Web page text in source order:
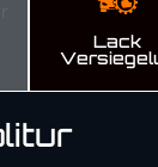
Lack